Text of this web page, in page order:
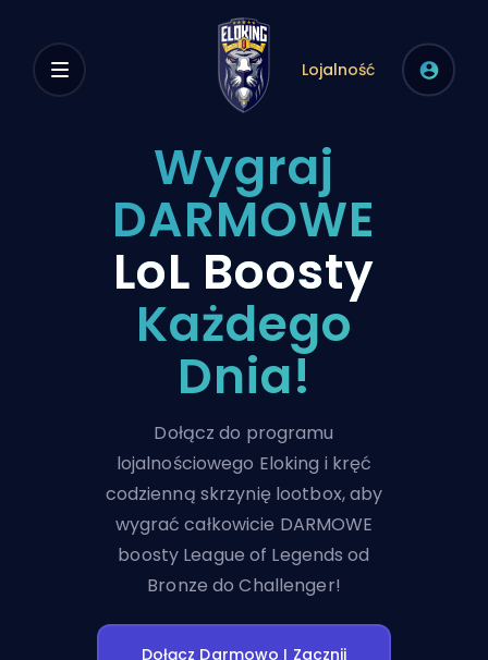
Lojalność
Wygraj
DARMOWE
LoL Boosty
Każdego
Dnia!
Dołącz do programu
lojalnościowego Eloking i kręć
codzienną skrzynię lootbox, aby
wygrać całkowicie DARMOWE
boosty League of Legends od
Bronze do Challenger!
Dołącz Darmowo I Zacznij